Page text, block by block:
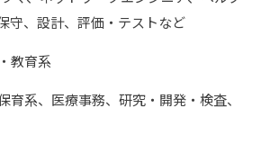
守、設計、評価・テストなど
教育系
育系、医療事務、研究・開発・検査、